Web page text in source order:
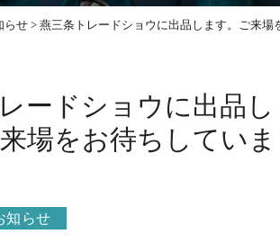
らせ >燕三条トレードショウに出品します。ご来場
ードショウに出品し
場をお待ちしていま
知らせ